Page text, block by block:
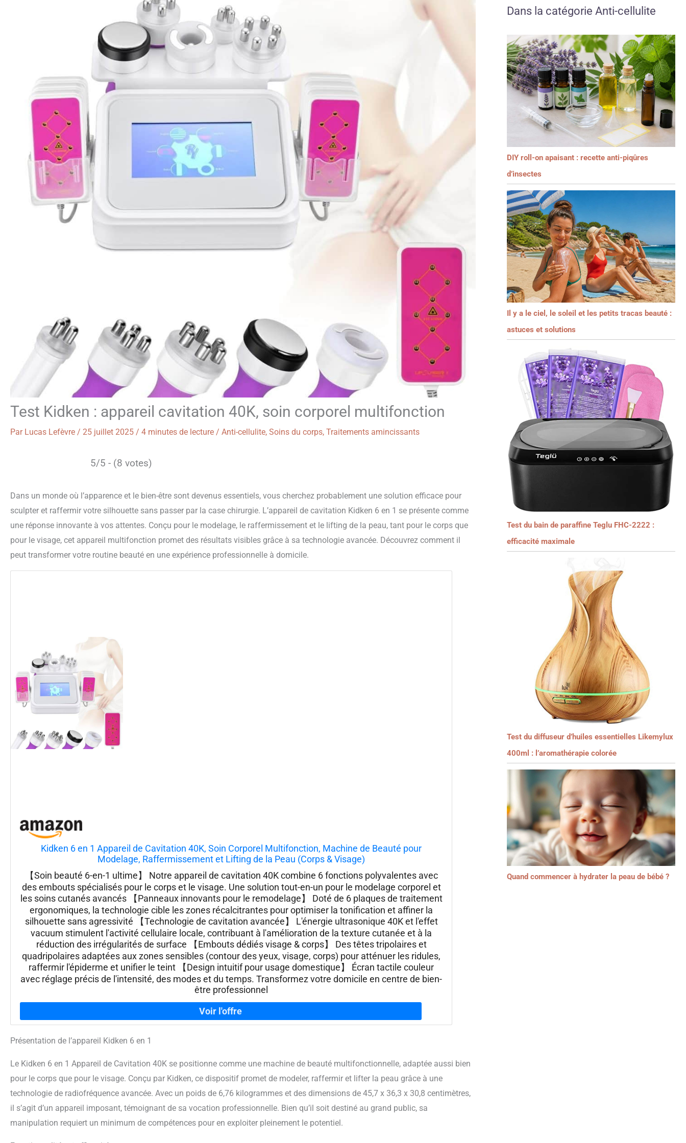
Test Kidken : appareil cavitation 40K, soin corporel multifonction
Par Lucas Lefèvre / 25 juillet 2025 / 4 minutes de lecture / Anti-cellulite, Soins du corps, Traitements amincissants
5/5 - (8 votes)
Dans un monde où l’apparence et le bien-être sont devenus essentiels, vous cherchez probablement une solution efficace pour
sculpter et raffermir votre silhouette sans passer par la case chirurgie. L’appareil de cavitation Kidken 6 en 1 se présente comme
une réponse innovante à vos attentes. Conçu pour le modelage, le raffermissement et le lifting de la peau, tant pour le corps que
pour le visage, cet appareil multifonction promet des résultats visibles grâce à sa technologie avancée. Découvrez comment il
peut transformer votre routine beauté en une expérience professionnelle à domicile.
Kidken 6 en 1 Appareil de Cavitation 40K, Soin Corporel Multifonction, Machine de Beauté pour
Modelage, Raffermissement et Lifting de la Peau (Corps & Visage)
【Soin beauté 6-en-1 ultime】​ Notre appareil de cavitation 40K combine 6 fonctions polyvalentes avec
des embouts spécialisés pour le corps et le visage. Une solution tout-en-un pour le modelage corporel et
les soins cutanés avancés 【Panneaux innovants pour le remodelage】​ Doté de 6 plaques de traitement
ergonomiques, la technologie cible les zones récalcitrantes pour optimiser la tonification et affiner la
silhouette sans agressivité 【Technologie de cavitation avancée】​ L'énergie ultrasonique 40K et l'effet
vacuum stimulent l'activité cellulaire locale, contribuant à l'amélioration de la texture cutanée et à la
réduction des irrégularités de surface 【Embouts dédiés visage & corps】​ Des têtes tripolaires et
quadripolaires adaptées aux zones sensibles (contour des yeux, visage, corps) pour atténuer les ridules,
raffermir l'épiderme et unifier le teint 【Design intuitif pour usage domestique】​ Écran tactile couleur
avec réglage précis de l'intensité, des modes et du temps. Transformez votre domicile en centre de bien-
être professionnel
Présentation de l’appareil Kidken 6 en 1
Le Kidken 6 en 1 Appareil de Cavitation 40K se positionne comme une machine de beauté multifonctionnelle, adaptée aussi bien
pour le corps que pour le visage. Conçu par Kidken, ce dispositif promet de modeler, raffermir et lifter la peau grâce à une
technologie de radiofréquence avancée. Avec un poids de 6,76 kilogrammes et des dimensions de 45,7 x 36,3 x 30,8 centimètres,
il s’agit d’un appareil imposant, témoignant de sa vocation professionnelle. Bien qu’il soit destiné au grand public, sa
manipulation requiert un minimum de compétences pour en exploiter pleinement le potentiel.
Dans la catégorie Anti-cellulite
DIY roll-on apaisant : recette anti-piqûres
d’insectes
Il y a le ciel, le soleil et les petits tracas beauté :
astuces et solutions
Test du bain de paraffine Teglu FHC-2222 :
efficacité maximale
Test du diffuseur d’huiles essentielles Likemylux
400ml : l’aromathérapie colorée
Quand commencer à hydrater la peau de bébé ?